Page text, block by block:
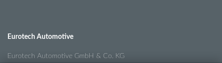
Eurotech Automotive
Eurotech Automotive GmbH & Co. KG